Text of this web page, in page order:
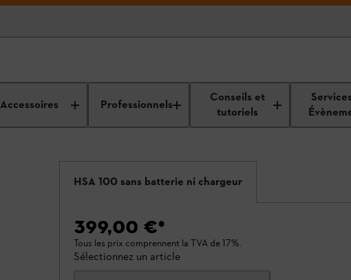
Accessoires Professionnels
Conseils et
tutoriels
HSA 100 sans batterie ni chargeur
399,00 €*
Tous les prix comprennent la TVA de 17%.
Sélectionnez un article